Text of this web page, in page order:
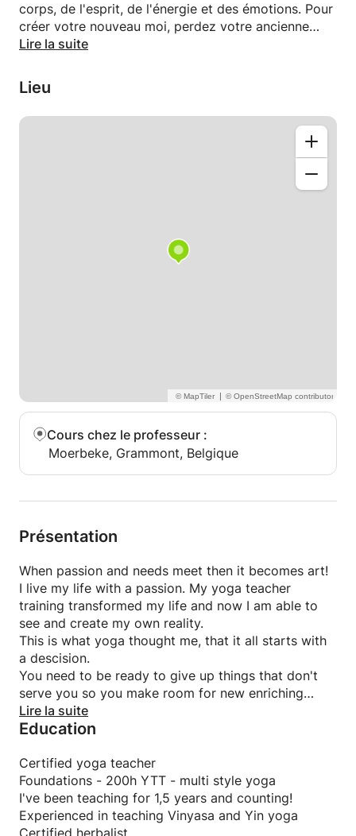
corps, de l'esprit, de l'énergie et des émotions. Pour
créer votre nouveau moi, perdez votre ancienne
peau et devenez le vous pur et authentique.
Lire la suite
Lieu
|
Cours chez le professeur :
Moerbeke, Grammont, Belgique
Présentation
When passion and needs meet then it becomes art!
I live my life with a passion. My yoga teacher
training transformed my life and now I am able to
see and create my own reality.
This is what yoga thought me, that it all starts with
a descision.
You need to be ready to give up things that don't
serve you so you make room for new enriching
things.
Join me for a good sweat and a grounding practice!
Lire la suite
Education
Certified yoga teacher
Foundations - 200h YTT - multi style yoga
I've been teaching for 1,5 years and counting!
Experienced in teaching Vinyasa and Yin yoga
Certified herbalist